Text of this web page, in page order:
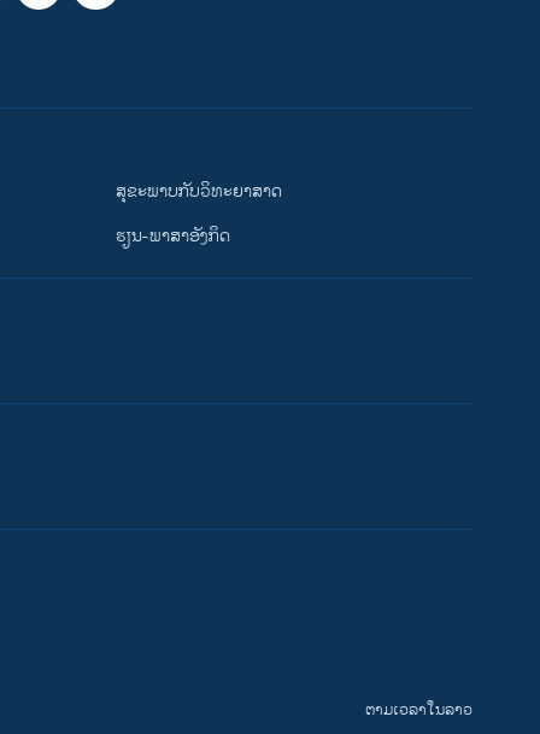
ສຸຂະພາບກັບວິທະຍາສາດ
ຮຽນ-ພາສາອັງກິດ
ຕາມເວລາໃນລາວ